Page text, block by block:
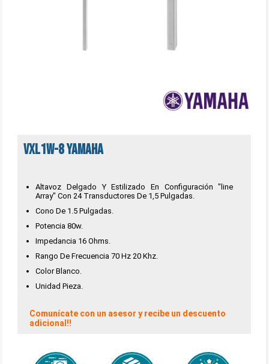
VXL1W-8 Yamaha
Altavoz Delgado Y Estilizado En Configuración "line
Array" Con 24 Transductores De 1,5 Pulgadas.
Cono De 1.5 Pulgadas.
Potencia 80w.
Impedancia 16 Ohms.
Rango De Frecuencia 70 Hz 20 Khz.
Color Blanco.
Unidad Pieza.
Comunícate con un asesor y recibe un descuento
adicional!!